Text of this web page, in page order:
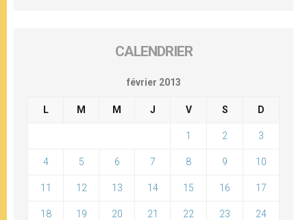
CALENDRIER
février 2013
L M M J V S D
1 2 3
4 5 6 7 8 9 10
11 12 13 14 15 16 17
18 19 20 21 22 23 24